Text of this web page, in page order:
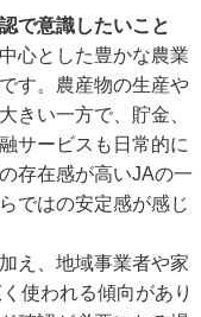
で意識したいこと
心とした豊かな農業
す。農産物の生産や
きい一方で、貯金、
サービスも日常的に
存在感が高いJAの一
ではの安定感が感じ
え、地域事業者や家
使われる傾向があり